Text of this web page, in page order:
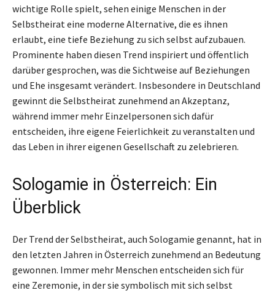
wichtige Rolle spielt, sehen einige Menschen in der
Selbstheirat eine moderne Alternative, die es ihnen
erlaubt, eine tiefe Beziehung zu sich selbst aufzubauen.
Prominente haben diesen Trend inspiriert und öffentlich
darüber gesprochen, was die Sichtweise auf Beziehungen
und Ehe insgesamt verändert. Insbesondere in Deutschland
gewinnt die Selbstheirat zunehmend an Akzeptanz,
während immer mehr Einzelpersonen sich dafür
entscheiden, ihre eigene Feierlichkeit zu veranstalten und
das Leben in ihrer eigenen Gesellschaft zu zelebrieren.
Sologamie in Österreich: Ein
Überblick
Der Trend der Selbstheirat, auch Sologamie genannt, hat in
den letzten Jahren in Österreich zunehmend an Bedeutung
gewonnen. Immer mehr Menschen entscheiden sich für
eine Zeremonie, in der sie symbolisch mit sich selbst